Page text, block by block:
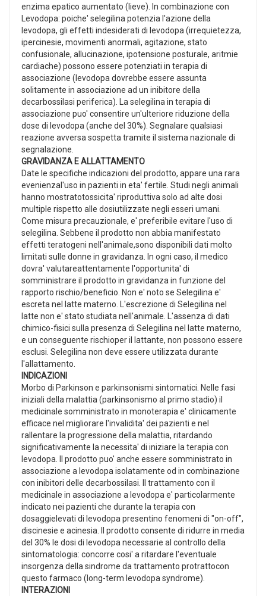
enzima epatico aumentato (lieve). In combinazione con
Levodopa: poiche' selegilina potenzia l'azione della
levodopa, gli effetti indesiderati di levodopa (irrequietezza,
ipercinesie, movimenti anormali, agitazione, stato
confusionale, allucinazione, ipotensione posturale, aritmie
cardiache) possono essere potenziati in terapia di
associazione (levodopa dovrebbe essere assunta
solitamente in associazione ad un inibitore della
decarbossilasi periferica). La selegilina in terapia di
associazione puo' consentire un'ulteriore riduzione della
dose di levodopa (anche del 30%). Segnalare qualsiasi
reazione avversa sospetta tramite il sistema nazionale di
segnalazione.
GRAVIDANZA E ALLATTAMENTO
Date le specifiche indicazioni del prodotto, appare una rara
evenienzal'uso in pazienti in eta' fertile. Studi negli animali
hanno mostratotossicita' riproduttiva solo ad alte dosi
multiple rispetto alle dosiutilizzate negli esseri umani.
Come misura precauzionale, e' preferibile evitare l'uso di
selegilina. Sebbene il prodotto non abbia manifestato
effetti teratogeni nell'animale,sono disponibili dati molto
limitati sulle donne in gravidanza. In ogni caso, il medico
dovra' valutareattentamente l'opportunita' di
somministrare il prodotto in gravidanza in funzione del
rapporto rischio/beneficio. Non e' noto se Selegilina e'
escreta nel latte materno. L'escrezione di Selegilina nel
latte non e' stato studiata nell'animale. L'assenza di dati
chimico-fisici sulla presenza di Selegilina nel latte materno,
e un conseguente rischioper il lattante, non possono essere
esclusi. Selegilina non deve essere utilizzata durante
l'allattamento.
INDICAZIONI
Morbo di Parkinson e parkinsonismi sintomatici. Nelle fasi
iniziali della malattia (parkinsonismo al primo stadio) il
medicinale somministrato in monoterapia e' clinicamente
efficace nel migliorare l'invalidita' dei pazienti e nel
rallentare la progressione della malattia, ritardando
significativamente la necessita' di iniziare la terapia con
levodopa. Il prodotto puo' anche essere somministrato in
associazione a levodopa isolatamente od in combinazione
con inibitori delle decarbossilasi. Il trattamento con il
medicinale in associazione a levodopa e' particolarmente
indicato nei pazienti che durante la terapia con
dosaggielevati di levodopa presentino fenomeni di "on-off",
discinesie e acinesia. Il prodotto consente di ridurre in media
del 30% le dosi di levodopa necessarie al controllo della
sintomatologia: concorre cosi' a ritardare l'eventuale
insorgenza della sindrome da trattamento protrattocon
questo farmaco (long-term levodopa syndrome).
INTERAZIONI